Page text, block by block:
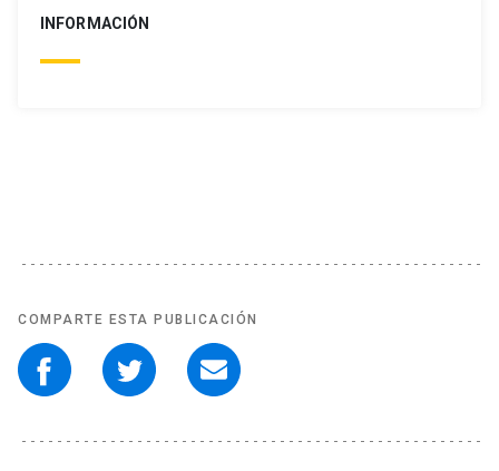
INFORMACIÓN
COMPARTE ESTA PUBLICACIÓN